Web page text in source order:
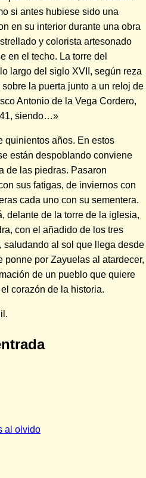
si antes hubiese sido una
en su interior durante una obra
y colorista artesonado
en el techo. La torre del
largo del siglo XVII, según reza
la puerta junto a un reloj de
Antonio de la Vega Cordero,
siendo…»
quinientos años. En estos
están despoblando conviene
de las piedras. Pasaron
sus fatigas, de inviernos con
cada uno con su sementera.
delante de la torre de la iglesia,
con el añadido de los tres
saludando al sol que llega desde
ponne por Zayuelas al atardecer,
de un pueblo que quiere
corazón de la historia.
al olvido